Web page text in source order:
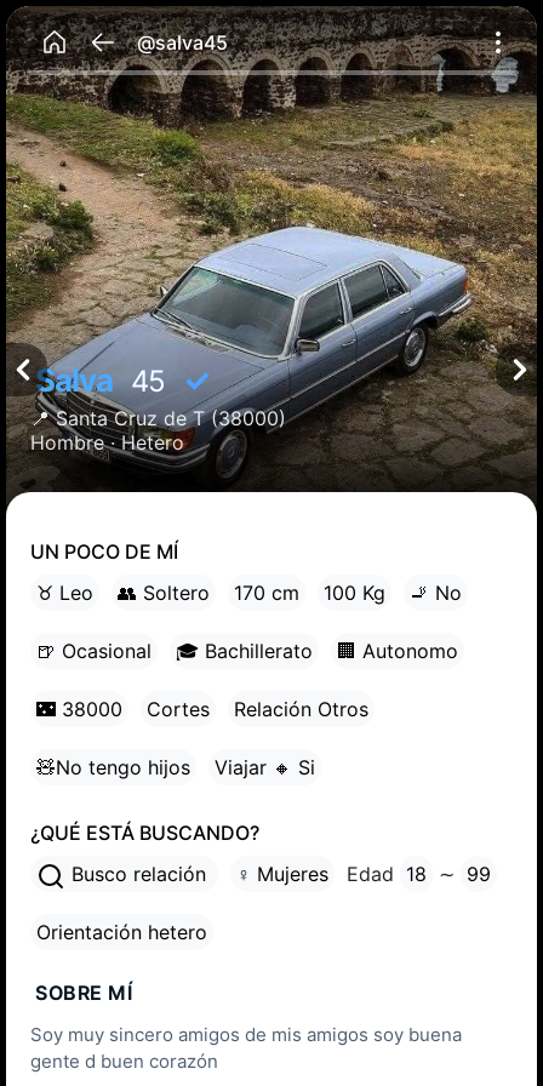
@salva45
Salva 45✓
📍Santa Cruz de T (38000)
Hombre ·Hetero
UN POCO DE MÍ
♉ Leo
👥 Soltero 170 cm 100 Kg 🚬 No
🍺 Ocasional 🎓 Bachillerato 🏢 Autonomo
🌃 38000 Cortes Relación Otros
🧸No tengo hijos Viajar 🔸 Si
¿QUÉ ESTÁ BUSCANDO?
Busco relación
♀ Mujeres Edad 18 ∼ 99
Orientación hetero
SOBRE MÍ
Soy muy sincero amigos de mis amigos soy buena
gente d buen corazón